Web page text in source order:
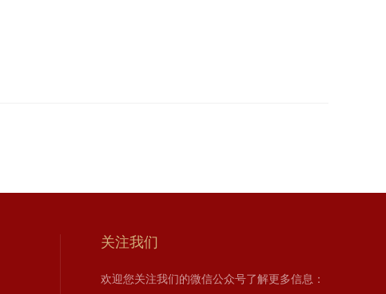
关注我们
欢迎您关注我们的微信公众号了解更多信息：